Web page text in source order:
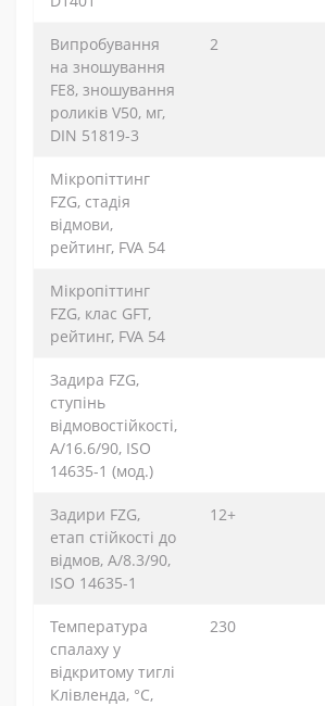
Випробування
на зношування
FE8, зношування
роликів V50, мг,
DIN 51819-3
2
Мікропіттинг
FZG, стадія
відмови,
рейтинг, FVA 54
Мікропіттинг
FZG, клас GFT,
рейтинг, FVA 54
Задира FZG,
ступінь
відмовостійкості,
A/16.6/90, ISO
14635-1 (мод.)
Задири FZG,
етап стійкості до
відмов, A/8.3/90,
ISO 14635-1
12+
Температура
спалаху у
відкритому тиглі
Клівленда, °C,
230